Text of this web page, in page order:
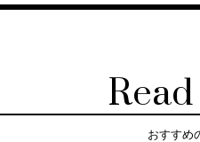
おすすめ